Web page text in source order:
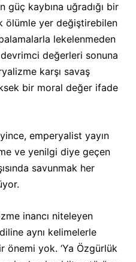
güç kaybına uğradığı bir
ölümle yer değiştirebilen
lekelenmeden
değerleri sonuna
karşı savaş
bir moral değer ifade
emperyalist yayın
ve yenilgi diye geçen
savunmak her
inancı niteleyen
aynı kelimelerle
önemi yok. ‘Ya Özgürlük